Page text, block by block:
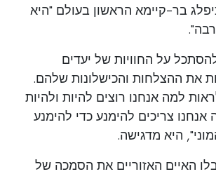
בר-קיימא הראשון בעולם "היא
על החוויות של יעדים
את ההצלחות והכישלונות שלהם.
למה אנחנו רוצים להיות ולהיות
אנחנו צריכים להימנע כדי להימנע
היא מדגישה.